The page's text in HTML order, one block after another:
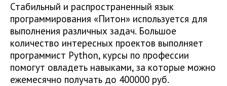
Стабильный и распространенный язык
программирования «Питон» используется для
выполнения различных задач. Большое
количество интересных проектов выполняет
программист Python, курсы по профессии
помогут овладеть навыками, за которые можно
ежемесячно получать до 400000 руб.